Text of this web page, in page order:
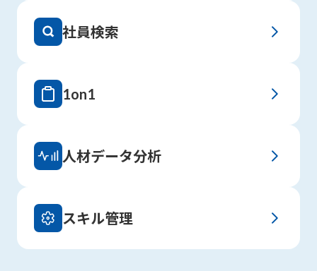
社員検索
1on1
人材データ分析
スキル管理